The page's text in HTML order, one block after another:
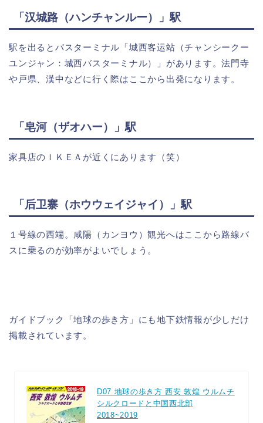
「汉城路（ハンチャンルー）」駅
駅を出るとバスターミナル「城西客运站（チャンシークー
ユンジャン：城西バスターミナル）」があります。法門寺
や戸県、漢中などに行く際はここから出発になります。
「皂河（ザオハー）」駅
家具店のＩＫＥＡが近くにあります（笑）
「后卫寨（ホウウェイジャイ）」駅
１号線の西端。咸陽（カンヨウ）観光へはここから路線バ
スに乗るのが効率がよいでしょう。
ガイドブック「地球の歩き方」にも地下鉄情報が少しだけ
掲載されています。
D07 地球の歩き方 西安 敦煌 ウルムチ
シルクロードと中国西北部
2018~2019